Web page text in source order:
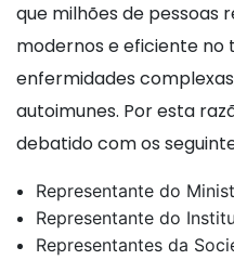
que milhões de
modernos e eficiente
enfermidades
autoimunes. Por esta
debatido com os
Representante do
Representante do
Representantes da